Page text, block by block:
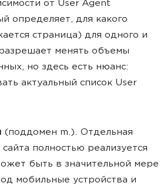
от User Agent
определяет, для какого
страница) для одного и
менять объемы
но здесь есть нюанс:
актуальный список User
(поддомен m.). Отдельная
полностью реализуется
быть в значительной мере
мобильные устройства и